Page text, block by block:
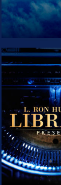
UTFORSKA